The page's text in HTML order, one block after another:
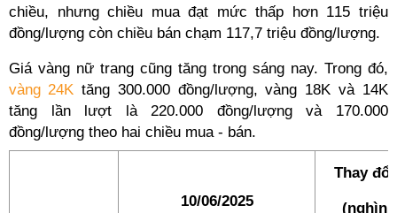
chiều, nhưng chiều mua đạt mức thấp hơn 115 triệu
đồng/lượng còn chiều bán chạm 117,7 triệu đồng/lượng.
Giá vàng nữ trang cũng tăng trong sáng nay. Trong đó,
vàng 24K tăng 300.000 đồng/lượng, vàng 18K và 14K
tăng lần lượt là 220.000 đồng/lượng và 170.000
đồng/lượng theo hai chiều mua - bán.
10/06/2025
Thay đổi
(nghìn